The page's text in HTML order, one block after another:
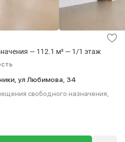
— 112.1 м² — 1/1 этаж
ул Любимова, 34
свободного назначения,